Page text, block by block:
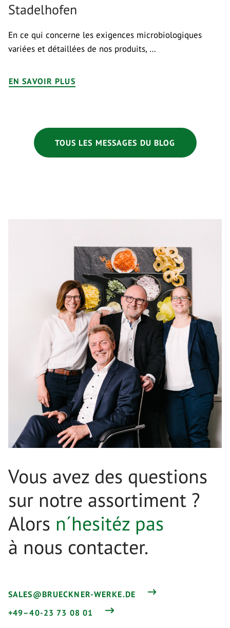
Stadelhofen
En ce qui concerne les exigences microbiologiques
variées et détaillées de nos produits, …
EN SAVOIR PLUS
TOUS LES MESSAGES DU BLOG
Vous avez des questions
sur notre assortiment ?
Alors n´hesitéz pas
à nous contacter.
SALES@BRUECKNER-WERKE.DE
+49–40-23 73 08 01